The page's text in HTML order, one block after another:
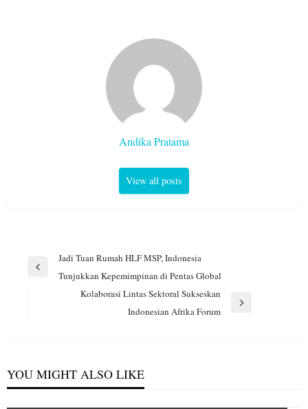
Andika Pratama
View all posts
Navigasi
Previous
Jadi Tuan Rumah HLF MSP, Indonesia
Tunjukkan Kepemimpinan di Pentas Global
Kolaborasi Lintas Sektoral Sukseskan
Indonesian Afrika Forum
YOU MIGHT ALSO LIKE